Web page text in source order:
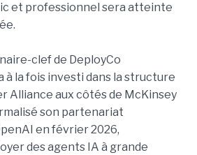
et professionnel sera atteinte
clef de DeployCo
à la fois investi dans la structure
Alliance aux côtés de McKinsey
son partenariat
en février 2026,
des agents IA à grande